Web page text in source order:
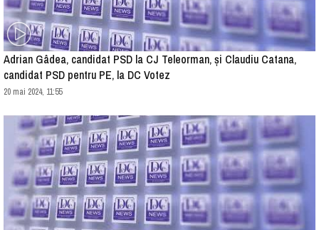
Adrian Gâdea, candidat PSD la CJ Teleorman, și Claudiu Catana,
candidat PSD pentru PE, la DC Votez
20 mai 2024, 11:55